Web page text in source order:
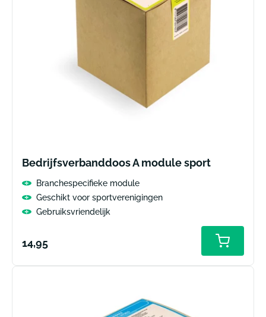
Bedrijfsverbanddoos A module sport
Branchespecifieke module
Geschikt voor sportverenigingen
Gebruiksvriendelijk
Normale
14,95